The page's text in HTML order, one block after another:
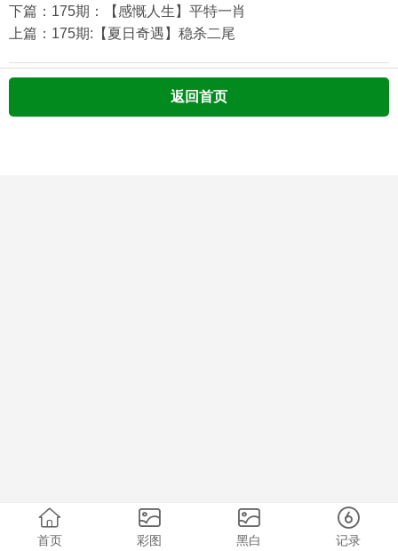
下篇：175期：【感慨人生】平特一肖
上篇：175期:【夏日奇遇】稳杀二尾
返回首页
首页 彩图 黑白 记录